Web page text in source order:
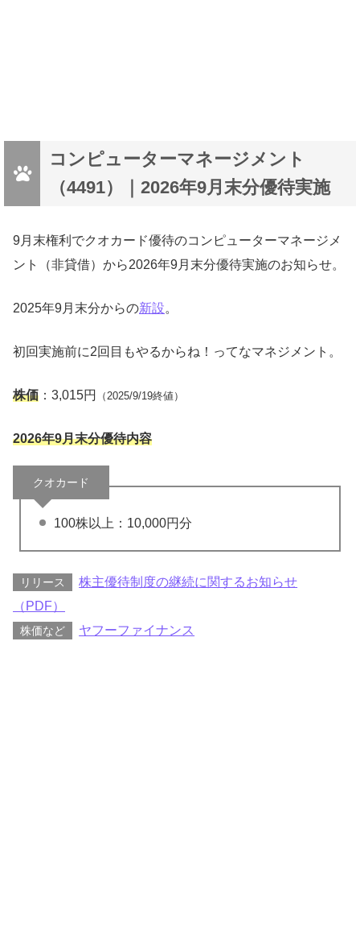
コンピューターマネージメント
（4491）｜2026年9月末分優待実施
9月末権利でクオカード優待のコンピューターマネージメ
ント（非貸借）から2026年9月末分優待実施のお知らせ。
2025年9月末分からの新設。
初回実施前に2回目もやるからね！ってなマネジメント。
株価 ：3,015円 （2025/9/19終値）
2026年9月末分優待内容
クオカード
100株以上：10,000円分
リリース
株主優待制度の継続に関するお知らせ
（PDF）
株価など ヤフーファイナンス